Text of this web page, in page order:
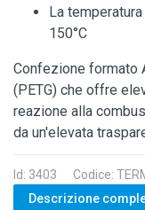
La
150°C
Confezione formato
(PETG) che offre
reazione alla
da un'elevata
Id: 3403 Codice:
Descrizione